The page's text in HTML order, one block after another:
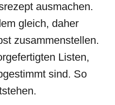
ausmachen.
gleich, daher
zusammenstellen.
Listen,
sind. So